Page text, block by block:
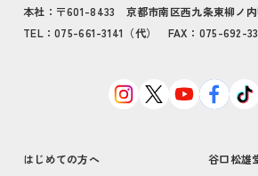
本社：〒601-8433 京都市南区西九条東柳ノ
TEL：075-661-3141（代） FAX：075-692-
はじめての方へ
谷口松雄